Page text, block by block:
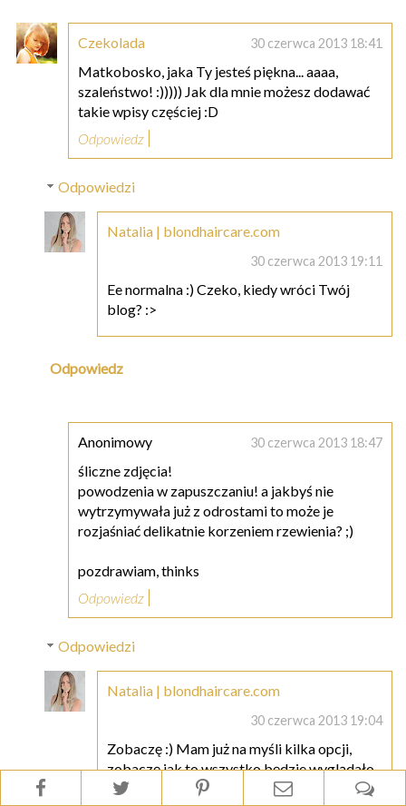
Czekolada 30 czerwca 2013 18:41
Matkobosko, jaka Ty jesteś piękna... aaaa,
szaleństwo! :))))) Jak dla mnie możesz dodawać
takie wpisy częściej :D
Odpowiedz
Odpowiedzi
Natalia | blondhaircare.com
30 czerwca 2013 19:11
Ee normalna :) Czeko, kiedy wróci Twój
blog? :>
Odpowiedz
Anonimowy 30 czerwca 2013 18:47
śliczne zdjęcia!
powodzenia w zapuszczaniu! a jakbyś nie
wytrzymywała już z odrostami to może je
rozjaśniać delikatnie korzeniem rzewienia? ;)
pozdrawiam, thinks
Odpowiedz
Odpowiedzi
Natalia | blondhaircare.com
30 czerwca 2013 19:04
Zobaczę :) Mam już na myśli kilka opcji,
zobaczę jak to wszystko będzie wyglądało.
Na pewno będę informować :D Najgorsze,